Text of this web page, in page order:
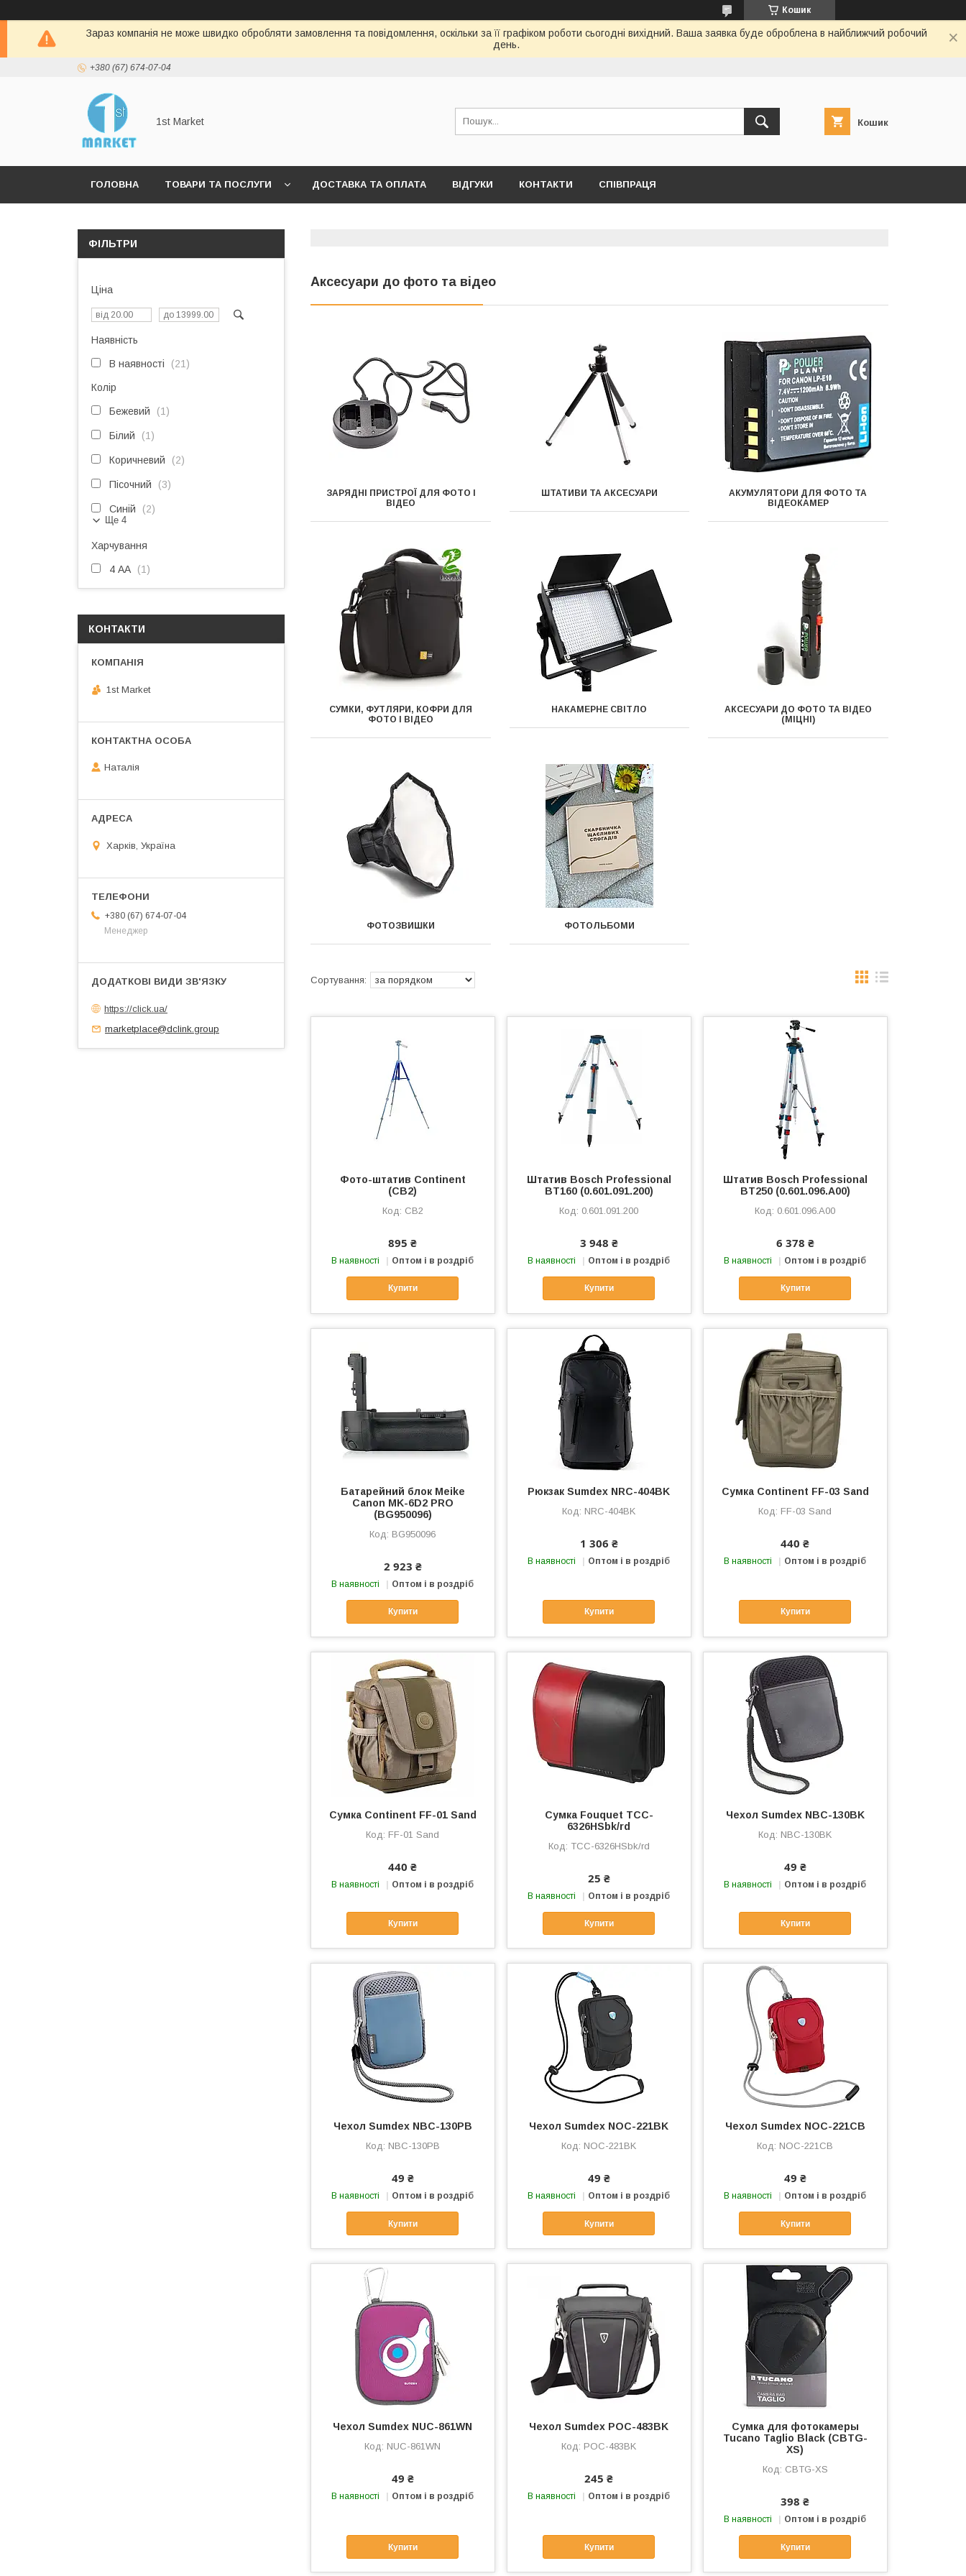
Кошик
Зараз компанія не може швидко обробляти замовлення та повідомлення, оскільки за її графіком роботи сьогодні вихідний. Ваша заявка буде оброблена в найближчий робочий
день.
+380 (67) 674-07-04
1st Market Кошик
ГОЛОВНА ТОВАРИ ТА ПОСЛУГИ ДОСТАВКА ТА ОПЛАТА ВІДГУКИ КОНТАКТИ СПІВПРАЦЯ
Аксесуари до фото та відео
ЗАРЯДНІ ПРИСТРОЇ ДЛЯ ФОТО І
ВІДЕО
ШТАТИВИ ТА АКСЕСУАРИ
АКУМУЛЯТОРИ ДЛЯ ФОТО ТА
ВІДЕОКАМЕР
СУМКИ, ФУТЛЯРИ, КОФРИ ДЛЯ
ФОТО І ВІДЕО
НАКАМЕРНЕ СВІТЛО
АКСЕСУАРИ ДО ФОТО ТА ВІДЕО
(МІЦНІ)
ФОТОЗВИШКИ ФОТОЛЬБОМИ
Фото-штатив Continent
(CB2)
CB2
895 ₴
В наявності Оптом і в роздріб
Купити
Штатив Bosch Professional
BT160 (0.601.091.200)
0.601.091.200
3 948 ₴
В наявності Оптом і в роздріб
Купити
Штатив Bosch Professional
BT250 (0.601.096.A00)
0.601.096.A00
6 378 ₴
В наявності Оптом і в роздріб
Купити
Батарейний блок Meike
Canon MK-6D2 PRO
(BG950096)
BG950096
2 923 ₴
В наявності Оптом і в роздріб
Купити
Рюкзак Sumdex NRC-404BK
NRC-404BK
1 306 ₴
В наявності Оптом і в роздріб
Купити
Сумка Continent FF-03 Sand
FF-03 Sand
440 ₴
В наявності Оптом і в роздріб
Купити
Сумка Continent FF-01 Sand
FF-01 Sand
440 ₴
В наявності Оптом і в роздріб
Купити
Сумка Fouquet TCC-
6326HSbk/rd
TCC-6326HSbk/rd
25 ₴
В наявності Оптом і в роздріб
Купити
Чехол Sumdex NBC-130BK
NBC-130BK
49 ₴
В наявності Оптом і в роздріб
Купити
Чехол Sumdex NBC-130PB
NBC-130PB
49 ₴
В наявності Оптом і в роздріб
Купити
Чехол Sumdex NOC-221BK
NOC-221BK
49 ₴
В наявності Оптом і в роздріб
Купити
Чехол Sumdex NOC-221CB
NOC-221CB
49 ₴
В наявності Оптом і в роздріб
Купити
Чехол Sumdex NUC-861WN
NUC-861WN
49 ₴
В наявності Оптом і в роздріб
Купити
Чехол Sumdex POC-483BK
POC-483BK
245 ₴
В наявності Оптом і в роздріб
Купити
Сумка для фотокамеры
Tucano Taglio Black (CBTG-
XS)
CBTG-XS
398 ₴
В наявності Оптом і в роздріб
Купити
ФІЛЬТРИ
Ціна
Наявність
В наявності 21
Колір
Бежевий 1
Білий 1
Коричневий 2
Пісочний 3
Синій 2
Ще 4
Харчування
4 АА 1
КОНТАКТИ
1st Market
Наталія
Харків, Україна
+380 (67) 674-07-04
Менеджер
https://click.ua/
marketplace@dclink.group